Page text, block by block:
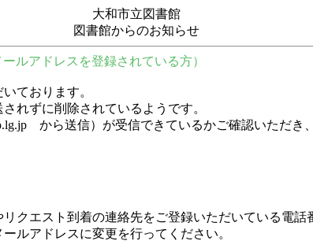
大和市立図書館
図書館からのお知らせ
ルアドレスを登録されている方）
ております。
れずに削除されているようです。
から送信）が受信できているかご確認いただ
クエスト到着の連絡先をご登録いただいている電
ルアドレスに変更を行ってください。